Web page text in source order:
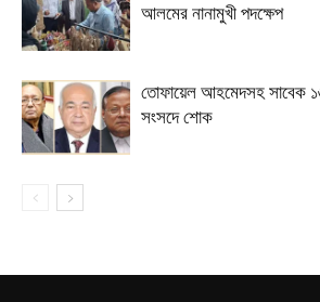
আলমের নানামুখী পদক্ষেপ
তোফায়েল আহমেদসহ সাবেক
সংসদে শোক